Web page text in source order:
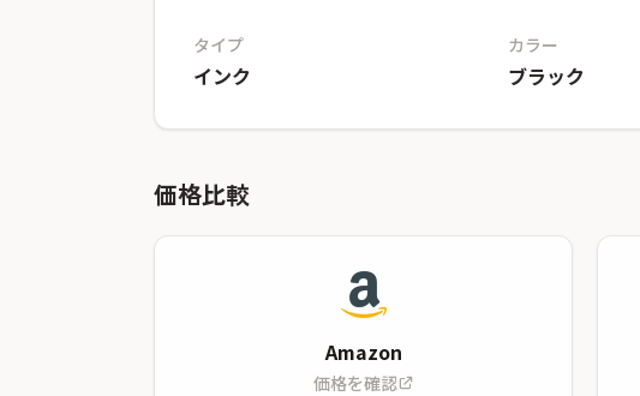
タイプ
インク
カラー
ブラック
価格比較
Amazon
価格を確認